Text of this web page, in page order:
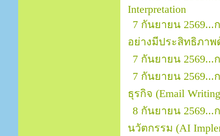
Interpretation
7 กันยายน
อย่างมีประสิทธิภาพ
7 กันยายน 2569...
7 กันยายน 2569...
ธุรกิจ (Email
8 กันยายน 2569...
นวัตกรรม (AI